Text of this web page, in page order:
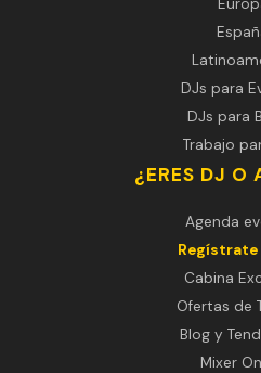
DJs para
DJs para
Trabajo
¿ERES DJ O
Agenda
Regístrate
Cabina
Ofertas de
Blog y
Mixer